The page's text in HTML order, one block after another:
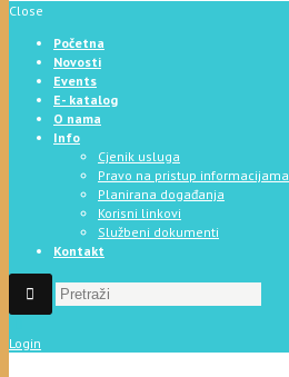
Close
Početna
Novosti
Events
E- katalog
O nama
Info
Cjenik usluga
Pravo na pristup informacijama
Planirana događanja
Korisni linkovi
Službeni dokumenti
Kontakt
Login